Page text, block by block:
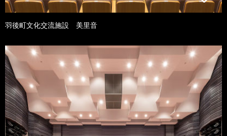
羽後町文化交流施設 美里音